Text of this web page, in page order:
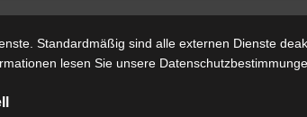
Standardmäßig sind alle externen Dienste
lesen Sie unsere